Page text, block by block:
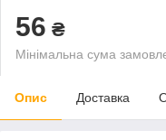
56 ₴
Мінімальна сума
Опис Доставка